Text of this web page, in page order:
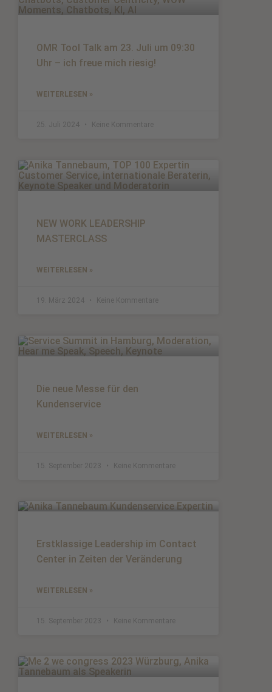
OMR Tool Talk am 23. Juli um 09:30
Uhr – ich freue mich riesig!
WEITERLESEN »
25. Juli 2024 Keine Kommentare
NEW WORK LEADERSHIP
MASTERCLASS
WEITERLESEN »
19. März 2024 Keine Kommentare
Die neue Messe für den
Kundenservice
WEITERLESEN »
15. September 2023 Keine Kommentare
Erstklassige Leadership im Contact
Center in Zeiten der Veränderung
WEITERLESEN »
15. September 2023 Keine Kommentare